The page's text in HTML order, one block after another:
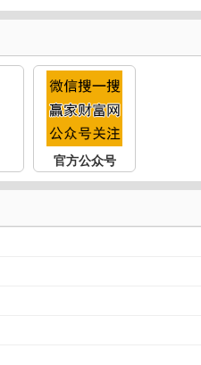
官方公众号